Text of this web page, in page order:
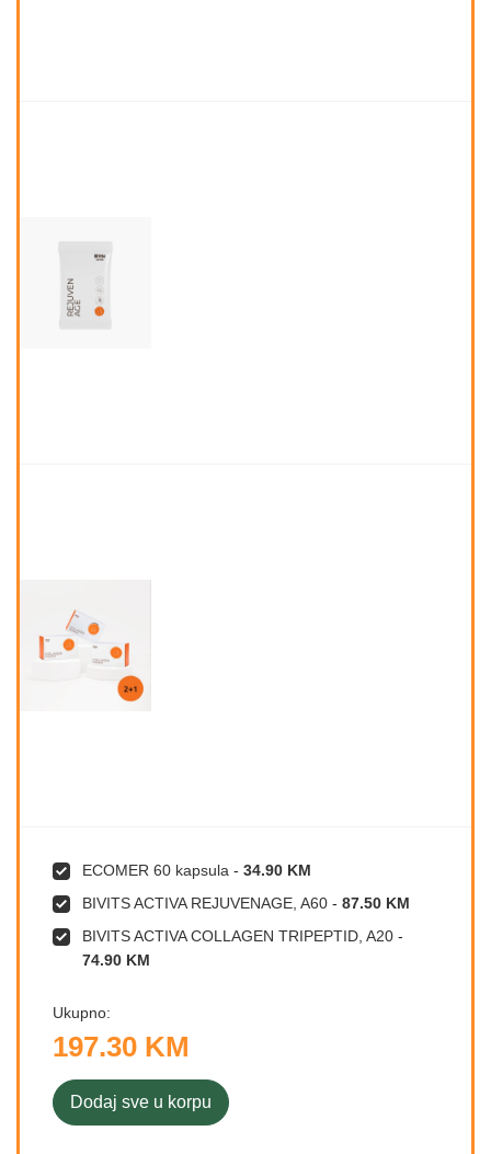
ECOMER 60 kapsula - 34.90 KM
BIVITS ACTIVA REJUVENAGE, A60 - 87.50 KM
BIVITS ACTIVA COLLAGEN TRIPEPTID, A20 -
74.90 KM
Ukupno:
197.30 KM
Dodaj sve u korpu